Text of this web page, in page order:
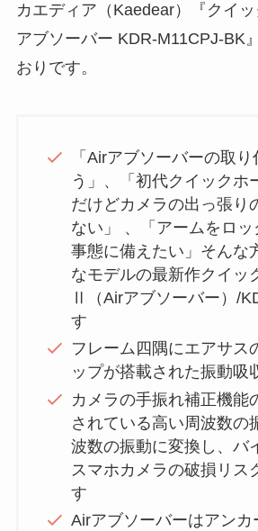
カエディア（Kaedear）『クイ
アブソーバー KDR-M11CPJ-BK
おりです。
「Airアブソーバーの取
う」、「初代クイックホ
だけどカメラの出っ張り
ない」 、「アームをロ
事態に備えたい」そんな
なモデルの最新作クイッ
Ⅱ（Airアブソーバー）/
す
フレーム四隅にエアサス
ップが搭載された振動吸
カメラの手振れ補正機能
されている高い周波数の
波数の振動に変換し、バ
スマホカメラの破損リス
す
Airアブソーバーはアンカ